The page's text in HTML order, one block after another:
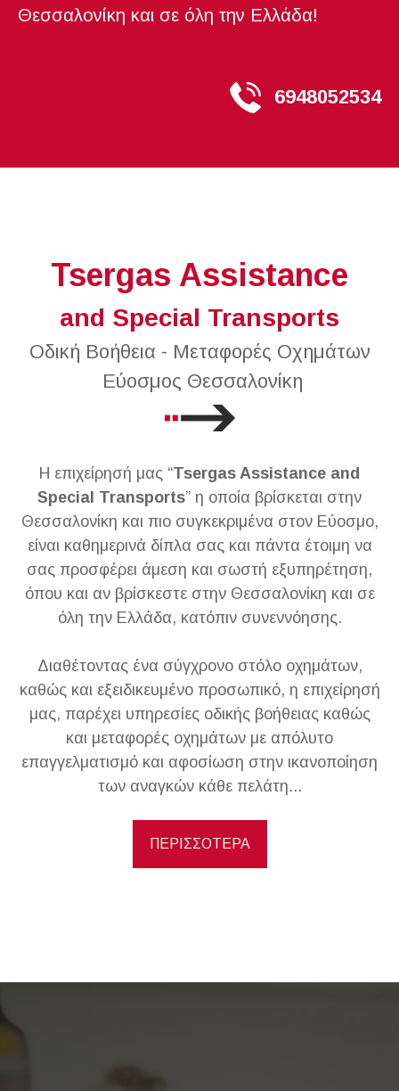
Θεσσαλονίκη και σε όλη την Ελλάδα!
6948052534
Tsergas Assistance
and Special Transports
Οδική Βοήθεια - Μεταφορές Οχημάτων
Εύοσμος Θεσσαλονίκη
Η επιχείρησή μας “Tsergas Assistance and
Special Transports” η οποία βρίσκεται στην
Θεσσαλονίκη και πιο συγκεκριμένα στον Εύοσμο,
είναι καθημερινά δίπλα σας και πάντα έτοιμη να
σας προσφέρει άμεση και σωστή εξυπηρέτηση,
όπου και αν βρίσκεστε στην Θεσσαλονίκη και σε
όλη την Ελλάδα, κατόπιν συνεννόησης.
Διαθέτοντας ένα σύγχρονο στόλο οχημάτων,
καθώς και εξειδικευμένο προσωπικό, η επιχείρησή
μας, παρέχει υπηρεσίες οδικής βοήθειας καθώς
και μεταφορές οχημάτων με απόλυτο
επαγγελματισμό και αφοσίωση στην ικανοποίηση
των αναγκών κάθε πελάτη...
ΠΕΡΙΣΣΟΤΕΡΑ